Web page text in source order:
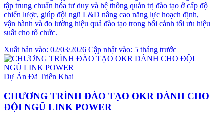
tập trung chuẩn hóa tư duy và hệ thống quản trị đào tạo ở cấp độ
chiến lược, giúp đội ngũ L&D nâng cao năng lực hoạch định,
vận hành và đo lường hiệu quả đào tạo trong bối cảnh tối ưu hiệu
suất cho tổ chức.
Xuất bản vào: 02/03/2026 Cập nhật vào: 5 tháng trước
Dự Án Đã Triển Khai
CHƯƠNG TRÌNH ĐÀO TẠO OKR DÀNH CHO
ĐỘI NGŨ LINK POWER